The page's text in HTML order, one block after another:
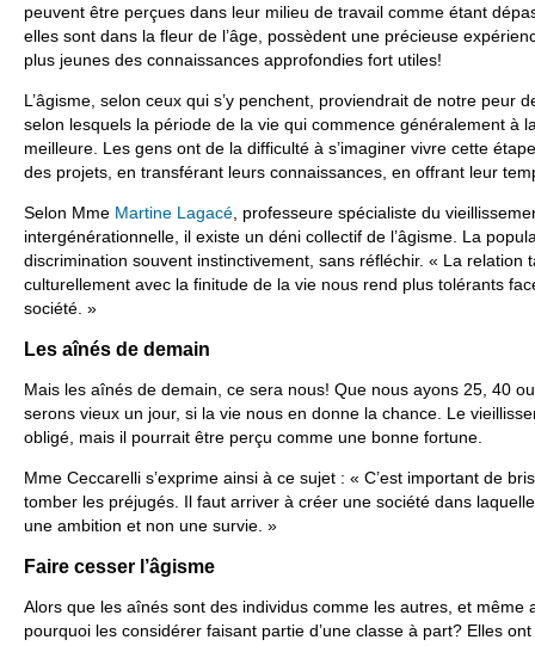
peuvent être perçues dans leur milieu de travail comme étant
elles sont dans la fleur de l’âge, possèdent une précieuse
plus jeunes des connaissances approfondies fort utiles!
L’âgisme, selon ceux qui s’y penchent, proviendrait de notre peur
selon lesquels la période de la vie qui commence généralement à
meilleure. Les gens ont de la difficulté à s’imaginer vivre cette
des projets, en transférant leurs connaissances, en offrant leur
Selon Mme Martine Lagacé, professeure spécialiste du
intergénérationnelle, il existe un déni collectif de l’âgisme. La
discrimination souvent instinctivement, sans réfléchir. « La relation
culturellement avec la finitude de la vie nous rend plus tolérants
société. »
Les aînés de demain
Mais les aînés de demain, ce sera nous! Que nous ayons 25, 40
serons vieux un jour, si la vie nous en donne la chance. Le
obligé, mais il pourrait être perçu comme une bonne fortune.
Mme Ceccarelli s’exprime ainsi à ce sujet : « C’est important de
tomber les préjugés. Il faut arriver à créer une société dans
une ambition et non une survie. »
Faire cesser l’âgisme
Alors que les aînés sont des individus comme les autres, et même
pourquoi les considérer faisant partie d’une classe à part? Elles